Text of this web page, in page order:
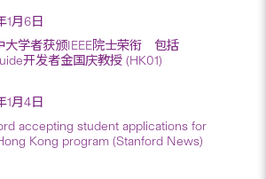
1月6日
大学者获颁IEEE院士荣衔 包括
开发者金国庆教授 (HK01)
1月4日
accepting student applications for
Kong program (Stanford News)